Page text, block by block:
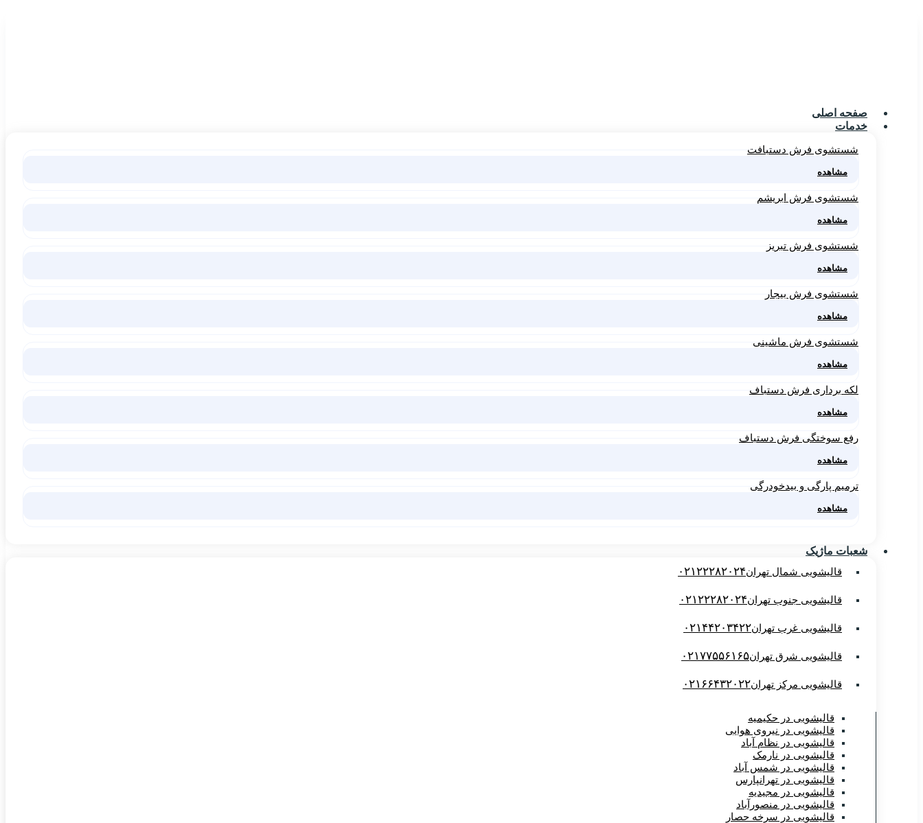
صفحه اصلی
خدمات
شستشوی فرش دستبافت
مشاهده
شستشوی فرش ابریشم
مشاهده
شستشوی فرش تبریز
مشاهده
شستشوی فرش بیجار
مشاهده
شستشوی فرش ماشینی
مشاهده
لکه برداری فرش دستباف
مشاهده
رفع سوختگی فرش دستباف
مشاهده
ترمیم پارگی و بیدخودرگی
مشاهده
شعبات ماژیک
قالیشویی شمال تهران۰۲۱۲۲۲۸۲۰۲۴
قالیشویی جنوب تهران۰۲۱۲۲۲۸۲۰۲۴
قالیشویی غرب تهران۰۲۱۴۴۲۰۳۴۲۲
قالیشویی شرق تهران۰۲۱۷۷۵۵۶۱۶۵
قالیشویی مرکز تهران۰۲۱۶۶۴۳۲۰۲۲
قالیشویی در حکیمیه
قالیشویی در نیروی هوایی
قالیشویی در نظام آباد
قالیشویی در نارمک
قالیشویی در شمس آباد
قالیشویی در تهرانپارس
قالیشویی در مجیدیه
قالیشویی در منصورآباد
قالیشویی در سرخه حصار